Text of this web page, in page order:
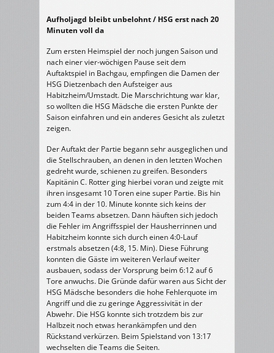
Aufholjagd bleibt unbelohnt / HSG erst nach 20
Minuten voll da
Zum ersten Heimspiel der noch jungen Saison und
nach einer vier-wöchigen Pause seit dem
Auftaktspiel in Bachgau, empfingen die Damen der
HSG Dietzenbach den Aufsteiger aus
Habitzheim/Umstadt. Die Marschrichtung war klar,
so wollten die HSG Mädsche die ersten Punkte der
Saison einfahren und ein anderes Gesicht als zuletzt
zeigen.
Der Auftakt der Partie begann sehr ausgeglichen und
die Stellschrauben, an denen in den letzten Wochen
gedreht wurde, schienen zu greifen. Besonders
Kapitänin C. Rotter ging hierbei voran und zeigte mit
ihren insgesamt 10 Toren eine super Partie. Bis hin
zum 4:4 in der 10. Minute konnte sich keins der
beiden Teams absetzen. Dann häuften sich jedoch
die Fehler im Angriffsspiel der Hausherrinnen und
Habitzheim konnte sich durch einen 4:0-Lauf
erstmals absetzen (4:8, 15. Min). Diese Führung
konnten die Gäste im weiteren Verlauf weiter
ausbauen, sodass der Vorsprung beim 6:12 auf 6
Tore anwuchs. Die Gründe dafür waren aus Sicht der
HSG Mädsche besonders die hohe Fehlerquote im
Angriff und die zu geringe Aggressivität in der
Abwehr. Die HSG konnte sich trotzdem bis zur
Halbzeit noch etwas herankämpfen und den
Rückstand verkürzen. Beim Spielstand von 13:17
wechselten die Teams die Seiten.